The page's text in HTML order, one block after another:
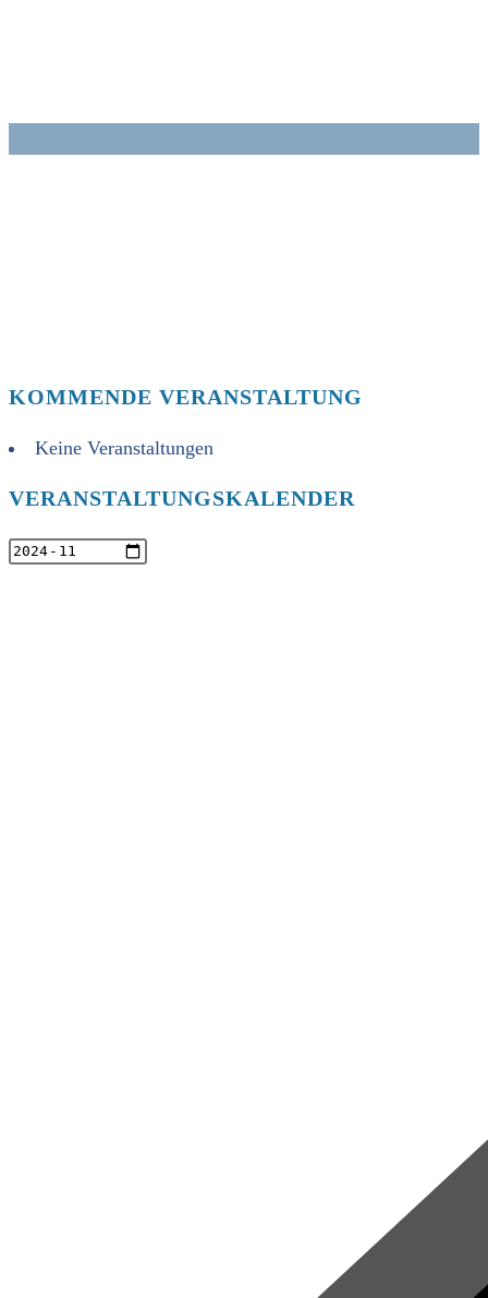
KOMMENDE VERANSTALTUNG
Keine Veranstaltungen
VERANSTALTUNGSKALENDER